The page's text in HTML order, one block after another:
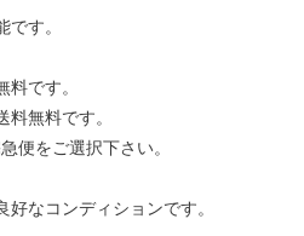
す。
です。
無料です。
便をご選択下さい。
なコンディションです。